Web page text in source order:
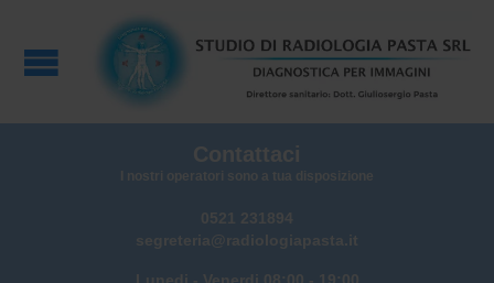
Contattaci
I nostri operatori sono a tua disposizione
0521 231894
segreteria@radiologiapasta.it